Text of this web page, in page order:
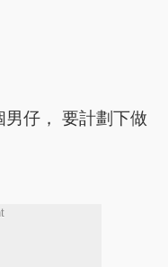
仔， 要計劃下做